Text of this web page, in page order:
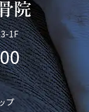
1F
プ